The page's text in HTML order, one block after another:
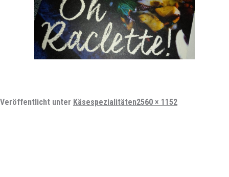
Veröffentlicht unter KäsespezialitätenVollständige
2560 × 1152